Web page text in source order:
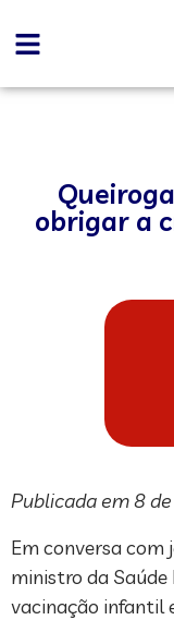
obrigar a
Publicada em 8
Em conversa
ministro da
vacinação infantil